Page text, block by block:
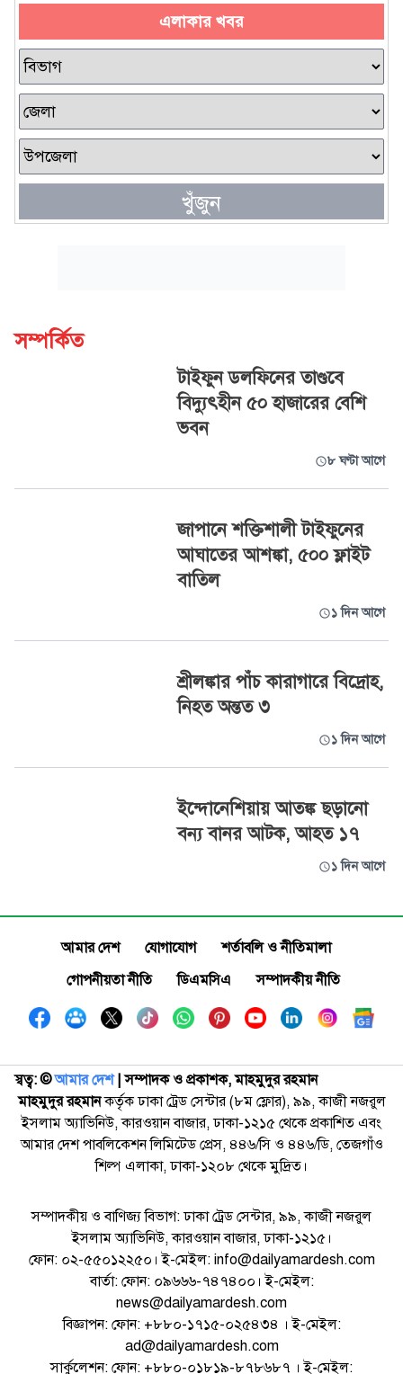
এলাকার খবর
খুঁজুন
সম্পর্কিত
টাইফুন ডলফিনের তাণ্ডবে
বিদ্যুৎহীন ৫০ হাজারের বেশি
ভবন
৮ ঘণ্টা আগে
জাপানে শক্তিশালী টাইফুনের
আঘাতের আশঙ্কা, ৫০০ ফ্লাইট
বাতিল
১ দিন আগে
শ্রীলঙ্কার পাঁচ কারাগারে বিদ্রোহ,
নিহত অন্তত ৩
১ দিন আগে
ইন্দোনেশিয়ায় আতঙ্ক ছড়ানো
বন্য বানর আটক, আহত ১৭
১ দিন আগে
আমার দেশ যোগাযোগ
শর্তাবলি ও নীতিমালা
গোপনীয়তা নীতি
ডিএমসিএ সম্পাদকীয় নীতি
স্বত্ব: ©️আমার দেশ| সম্পাদক ও প্রকাশক, মাহমুদুর রহমান
মাহমুদুর রহমানকর্তৃক ঢাকা ট্রেড সেন্টার (৮ম ফ্লোর), ৯৯, কাজী নজরুল
ইসলাম অ্যাভিনিউ, কারওয়ান বাজার, ঢাকা-১২১৫ থেকে প্রকাশিত এবং
আমার দেশ পাবলিকেশন লিমিটেড প্রেস, ৪৪৬/সি ও ৪৪৬/ডি, তেজগাঁও
শিল্প এলাকা, ঢাকা-১২০৮ থেকে মুদ্রিত।
সম্পাদকীয় ও বাণিজ্য বিভাগ: ঢাকা ট্রেড সেন্টার, ৯৯, কাজী নজরুল
ইসলাম অ্যাভিনিউ, কারওয়ান বাজার, ঢাকা-১২১৫।
ফোন: ০২-৫৫০১২২৫০। ই-মেইল: info@dailyamardesh.com
বার্তা: ফোন: ০৯৬৬৬-৭৪৭৪০০। ই-মেইল:
news@dailyamardesh.com
বিজ্ঞাপন: ফোন: +৮৮০-১৭১৫-০২৫৪৩৪ । ই-মেইল:
ad@dailyamardesh.com
সার্কুলেশন: ফোন: +৮৮০-০১৮১৯-৮৭৮৬৮৭ । ই-মেইল: